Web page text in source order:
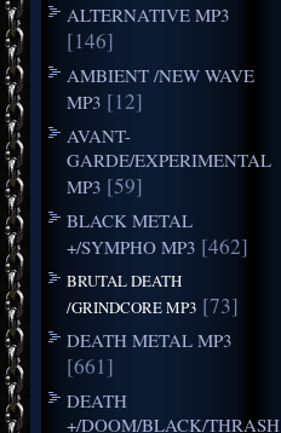
ALTERNATIVE MP3
[146]
AMBIENT /NEW WAVE
MP3 [12]
AVANT-
GARDE/EXPERIMENTAL
MP3 [59]
BLACK METAL
+/SYMPHO MP3 [462]
BRUTAL DEATH
/GRINDCORE MP3 [73]
DEATH METAL MP3
[661]
DEATH
+/DOOM/BLACK/THRASH